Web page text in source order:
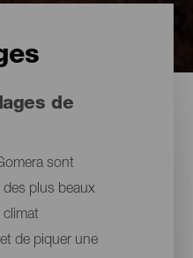
de
sont
des plus beaux
climat
de piquer une